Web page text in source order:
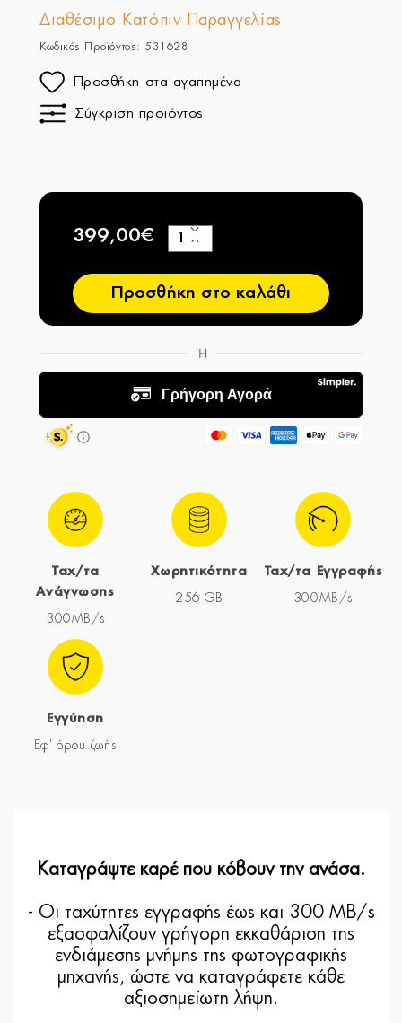
Διαθέσιμο Κατόπιν Παραγγελίας
Κωδικός Προϊόντος: 531628
Προσθήκη στα αγαπημένα
Σύγκριση προϊόντος
399,00€
−
+
Προσθήκη στο καλάθι
Ταχ/τα
Ανάγνωσης
300MB/s
Χωρητικότητα
256 GB
Ταχ/τα Εγγραφής
300MB/s
Εγγύηση
Εφ' όρου ζωής
Καταγράψτε καρέ που κόβουν την ανάσα.
- Οι ταχύτητες εγγραφής έως και 300 MB/s
εξασφαλίζουν γρήγορη εκκαθάριση της
ενδιάμεσης μνήμης της φωτογραφικής
μηχανής, ώστε να καταγράφετε κάθε
αξιοσημείωτη λήψη.